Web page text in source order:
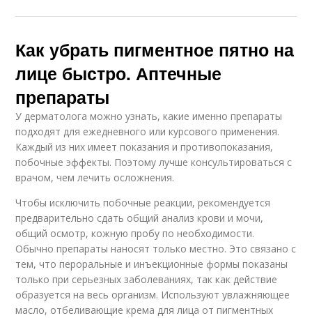
Как убрать пигментное пятно на
лице быстро. Аптечные
препараты
У дерматолога можно узнать, какие именно препараты
подходят для ежедневного или курсового применения.
Каждый из них имеет показания и противопоказания,
побочные эффекты. Поэтому лучше консультироваться с
врачом, чем лечить осложнения.
Чтобы исключить побочные реакции, рекомендуется
предварительно сдать общий анализ крови и мочи,
общий осмотр, кожную пробу по необходимости.
Обычно препараты наносят только местно. Это связано с
тем, что пероральные и инъекционные формы показаны
только при серьезных заболеваниях, так как действие
образуется на весь организм. Используют увлажняющее
масло, отбеливающие крема для лица от пигментных